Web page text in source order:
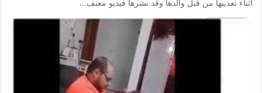
اثناء تعذيبها من قبل والدها وقد نشرها فيديو معنف…